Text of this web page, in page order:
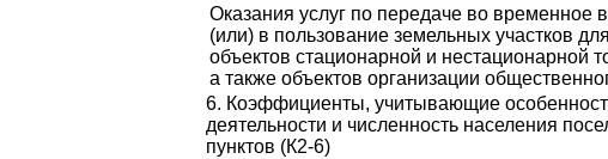
Оказания услуг по передаче во временное
(или) в пользование земельных участков
объектов стационарной и нестационарной
а также объектов организации
6. Коэффициенты, учитывающие
деятельности и численность населения
пунктов (К2-6)